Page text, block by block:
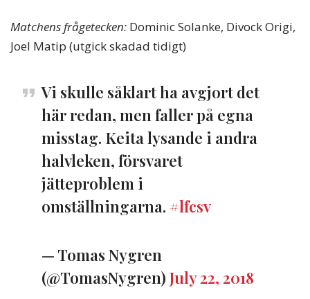
Matchens frågetecken: Dominic Solanke, Divock Origi,
Joel Matip (utgick skadad tidigt)
Vi skulle såklart ha avgjort det
här redan, men faller på egna
misstag. Keita lysande i andra
halvleken, försvaret
jätteproblem i
omställningarna. #lfcsv
— Tomas Nygren
(@TomasNygren) July 22, 2018